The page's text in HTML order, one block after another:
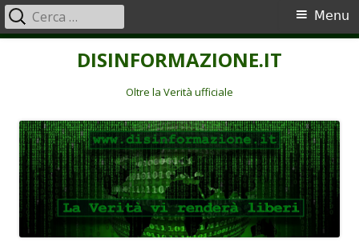
DISINFORMAZIONE.IT
Oltre la Verità ufficiale
Menu
principale
Menu
Ricerca
per: